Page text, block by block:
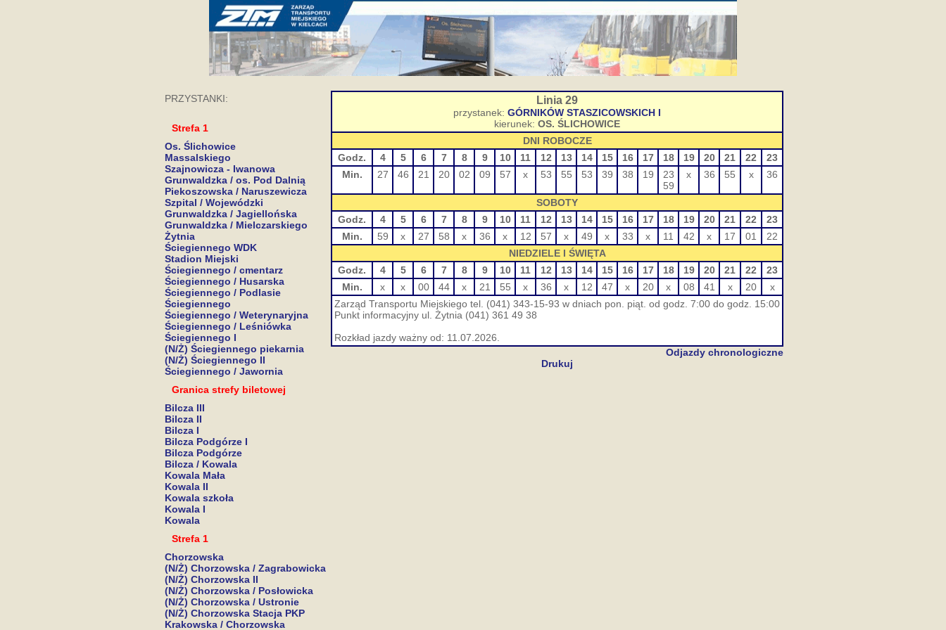
PRZYSTANKI:
Strefa 1
Os. Ślichowice
Massalskiego
Szajnowicza - Iwanowa
Grunwaldzka / os. Pod Dalnią
Piekoszowska / Naruszewicza
Szpital / Wojewódzki
Grunwaldzka / Jagiellońska
Grunwaldzka / Mielczarskiego
Żytnia
Ściegiennego WDK
Stadion Miejski
Ściegiennego / cmentarz
Ściegiennego / Husarska
Ściegiennego / Podlasie
Ściegiennego
Ściegiennego / Weterynaryjna
Ściegiennego / Leśniówka
Ściegiennego I
(N/Ż) Ściegiennego piekarnia
(N/Ż) Ściegiennego II
Ściegiennego / Jawornia
Granica strefy biletowej
Bilcza III
Bilcza II
Bilcza I
Bilcza Podgórze I
Bilcza Podgórze
Bilcza / Kowala
Kowala Mała
Kowala II
Kowala szkoła
Kowala I
Kowala
Strefa 1
Chorzowska
(N/Ż) Chorzowska / Zagrabowicka
(N/Ż) Chorzowska II
(N/Ż) Chorzowska / Posłowicka
(N/Ż) Chorzowska / Ustronie
(N/Ż) Chorzowska Stacja PKP
Krakowska / Chorzowska
Linia 29
przystanek: GÓRNIKÓW STASZICOWSKICH I
kierunek: OS. ŚLICHOWICE
DNI ROBOCZE
Godz.
4 5 6 7 8 9 10 11 12 13 14 15 16 17 18 19 20 21 22
23
Min.
27 46 21 20 02 09 57 x 53 55 53 39 38 19
23
59
x 36 55 x 36
SOBOTY
Godz.
4 5 6 7 8 9 10 11 12 13 14 15 16 17 18 19 20 21 22
23
Min.
59 x 27 58 x 36 x 12 57 x 49 x 33 x 11 42 x 17 01
22
NIEDZIELE I ŚWIĘTA
Godz.
4 5 6 7 8 9 10 11 12 13 14 15 16 17 18 19 20 21 22
23
Min.
x x 00 44 x 21 55 x 36 x 12 47 x 20 x 08 41 x 20
x
Zarząd Transportu Miejskiego tel. (041) 343-15-93 w dniach pon. piąt. od godz. 7:00 do godz. 15:00
Punkt informacyjny ul. Żytnia (041) 361 49 38
Rozkład jazdy ważny od: 11.07.2026.
Odjazdy chronologiczne
Drukuj